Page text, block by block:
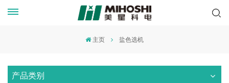
主页 盐色选机
产品类别